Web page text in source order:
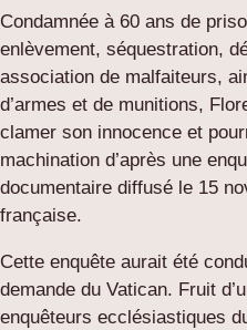
Condamnée à 60 ans de
enlèvement, séquestration,
association de malfaiteurs,
d’armes et de munitions,
clamer son innocence et
machination d’après une
documentaire diffusé le 15
française.
Cette enquête aurait été
demande du Vatican. Fruit
enquêteurs ecclésiastiques